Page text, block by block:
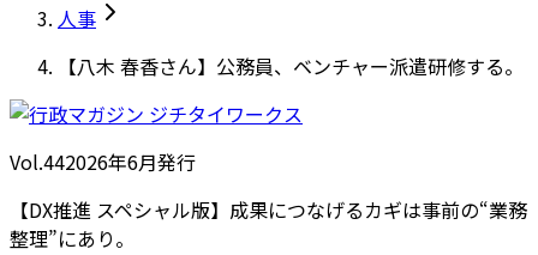
人事
【八木 春香さん】公務員、ベンチャー派遣研修する。
Vol.442026年6月発行
【DX推進 スペシャル版】成果につなげるカギは事前の“業務
整理”にあり。